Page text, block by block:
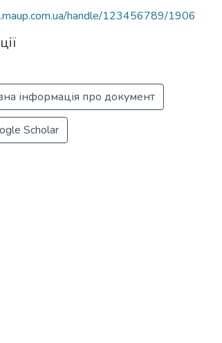
handle/123456789/1906
інформація про документ
Scholar